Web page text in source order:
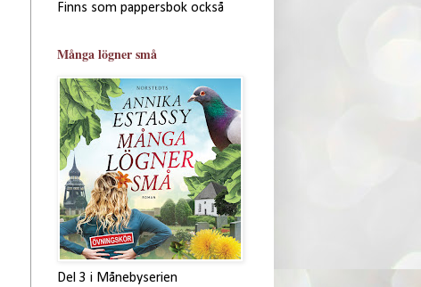
Finns som pappersbok också
Många lögner små
Del 3 i Månebyserien